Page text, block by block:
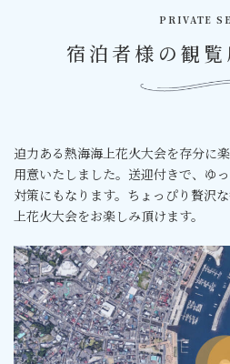
宿泊者様の観
PRIVATE
迫力ある熱海海上花火大会を存分に
用意いたしました。送迎付きで、ゆ
対策にもなります。ちょっぴり贅沢
上花火大会をお楽しみ頂けます。